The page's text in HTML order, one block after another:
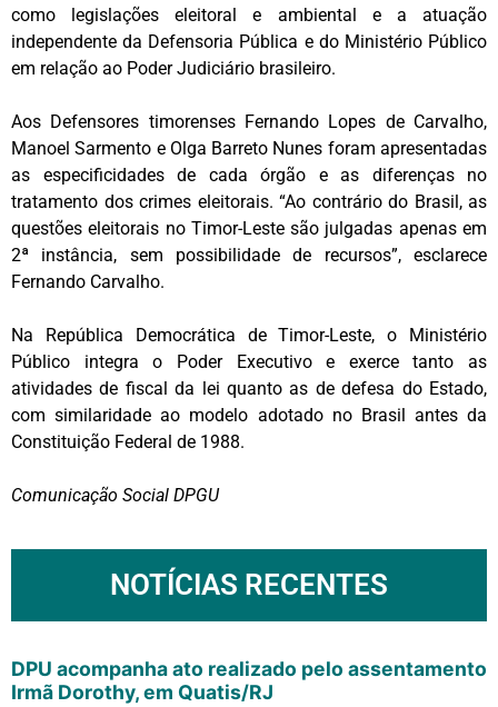
como legislações eleitoral e ambiental e a atuação
independente da Defensoria Pública e do Ministério Público
em relação ao Poder Judiciário brasileiro.
Aos Defensores timorenses Fernando Lopes de Carvalho,
Manoel Sarmento e Olga Barreto Nunes foram apresentadas
as especificidades de cada órgão e as diferenças no
tratamento dos crimes eleitorais. “Ao contrário do Brasil, as
questões eleitorais no Timor-Leste são julgadas apenas em
2ª instância, sem possibilidade de recursos”, esclarece
Fernando Carvalho.
Na República Democrática de Timor-Leste, o Ministério
Público integra o Poder Executivo e exerce tanto as
atividades de fiscal da lei quanto as de defesa do Estado,
com similaridade ao modelo adotado no Brasil antes da
Constituição Federal de 1988.
Comunicação Social DPGU
NOTÍCIAS RECENTES
DPU acompanha ato realizado pelo assentamento
Irmã Dorothy, em Quatis/RJ